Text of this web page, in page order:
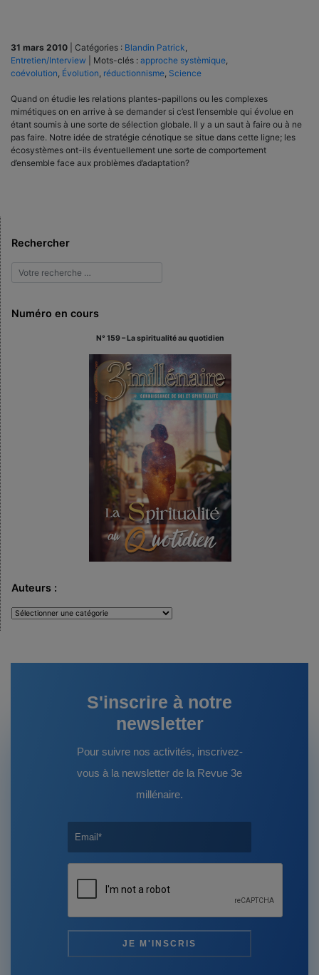
31 mars 2010 Catégories : Blandin Patrick
Entretien/Interview
Mots-clés : approche systèmique
coévolution Évolution réductionnisme Science
Quand on étudie les relations plantes-papillons ou les complexes
mimétiques on en arrive à se demander si c’est l’ensemble qui évolue en
étant soumis à une sorte de sélection globale. Il y a un saut à faire ou à ne
pas faire. Notre idée de stratégie cénotique se situe dans cette ligne; les
écosystèmes ont-ils éventuellement une sorte de comportement
d’ensemble face aux problèmes d’adaptation?
Rechercher
Numéro en cours
N° 159 – La spiritualité au quotidien
Auteurs :
Auteurs
S'inscrire à notre
newsletter
Pour suivre nos activités, inscrivez-
vous à la newsletter de la Revue 3e
millénaire.